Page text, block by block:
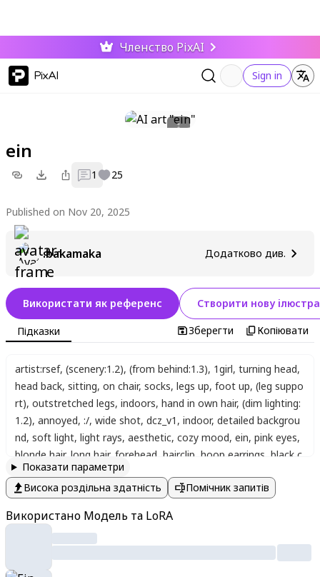
Членство PixAI
PixAI Sign in
ein
1 25
Published on Nov 20, 2025
.bakamaka Додатково див.
Використати як референс Створити нову
Підказки Зберегти Копіювати
artist:rsef, (scenery:1.2), (from behind:1.3), 1girl, turning head,
head back, sitting, on chair, socks, legs up, foot up, (leg suppo
rt), outstretched legs, indoors, hand in own hair, (dim lighting:
1.2), annoyed, :/, wide shot, dcz_v1 , indoor, detailed backgrou
nd, soft light, light rays, aesthetic, cozy mood, ein, pink eyes,
blonde hair, long hair, forehead hairclip hoop earrings black c
hoker, o-ring choker, nails
eyes, blonde hair, long hair, hairclip , hoop earrings, black choke
t, pink nails, thigh strap, thigh pouch
Показати параметри
Висока роздільна здатність
Помічник запитів
Використано Модель та LoRA